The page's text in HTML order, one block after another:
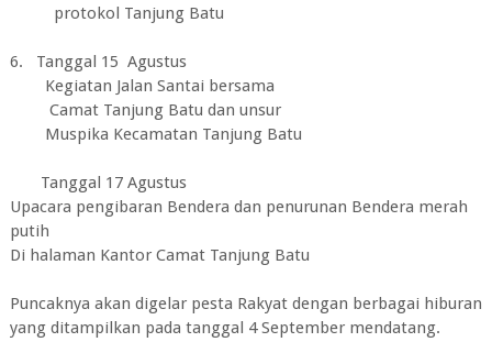
protokol Tanjung Batu
6. Tanggal 15 Agustus
Kegiatan Jalan Santai bersama
Camat Tanjung Batu dan unsur
Muspika Kecamatan Tanjung Batu
Tanggal 17 Agustus
Upacara pengibaran Bendera dan penurunan Bendera merah
putih
Di halaman Kantor Camat Tanjung Batu
Puncaknya akan digelar pesta Rakyat dengan berbagai hiburan
yang ditampilkan pada tanggal 4 September mendatang.